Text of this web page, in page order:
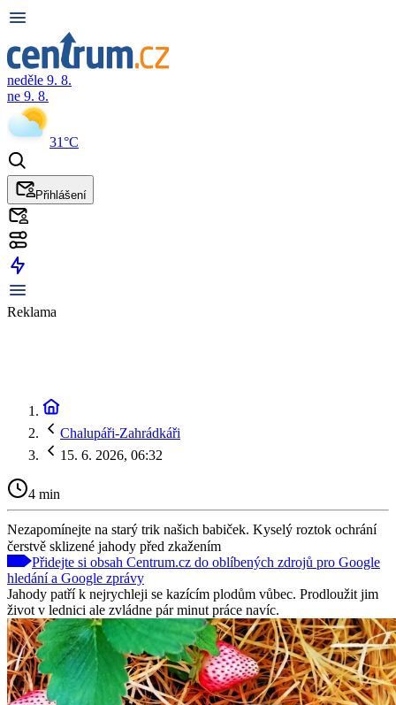
neděle 9. 8.
ne 9. 8.
31°C
Přihlášení
Reklama
Chalupáři-Zahrádkáři
15. 6. 2026, 06:32
4 min
Nezapomínejte na starý trik našich babiček. Kyselý roztok ochrání
čerstvě sklizené jahody před zkažením
Přidejte si obsah Centrum.cz do oblíbených zdrojů pro Google
hledání a Google zprávy
Jahody patří k nejrychleji se kazícím plodům vůbec. Prodloužit jim
život v lednici ale zvládne pár minut práce navíc.